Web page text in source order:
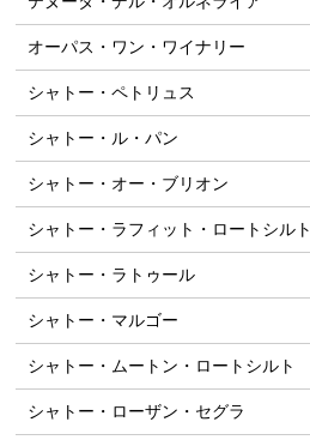
オーパス・ワン・ワイナリー
シャトー・ペトリュス
シャトー・ル・パン
シャトー・オー・ブリオン
シャトー・ラフィット・ロートシルト
シャトー・ラトゥール
シャトー・マルゴー
シャトー・ムートン・ロートシルト
シャトー・ローザン・セグラ